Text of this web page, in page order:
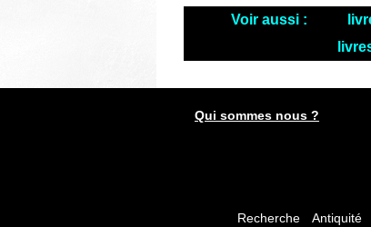
Voir aussi :
Qui sommes nous ?
Recherche Antiquité